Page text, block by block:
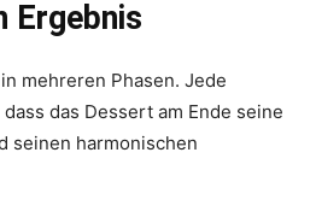
Ergebnis
mehreren Phasen. Jede
das Dessert am Ende seine
seinen harmonischen